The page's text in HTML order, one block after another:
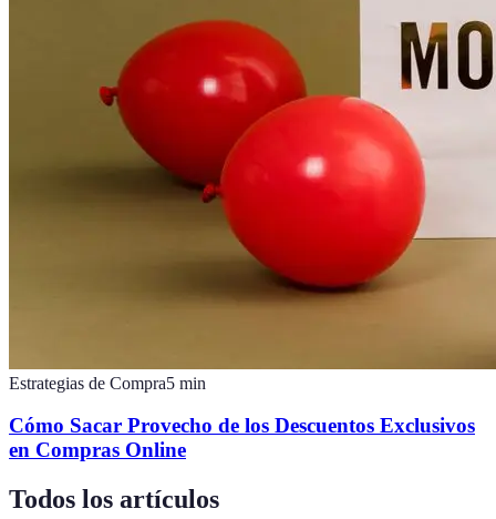
Estrategias de Compra5 min
Cómo Sacar Provecho de los Descuentos Exclusivos
en Compras Online
Todos los artículos